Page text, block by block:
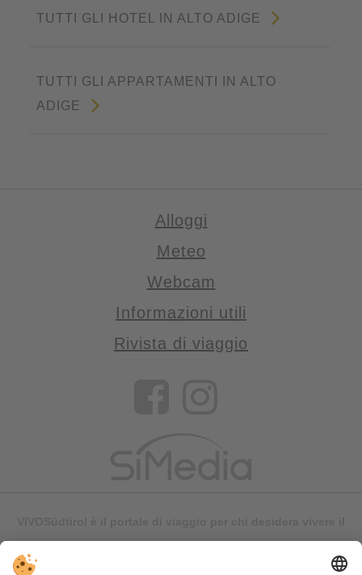
TUTTI GLI HOTEL IN ALTO ADIGE
TUTTI GLI APPARTAMENTI IN ALTO
ADIGE
Alloggi
Meteo
Webcam
Informazioni utili
Rivista di viaggio